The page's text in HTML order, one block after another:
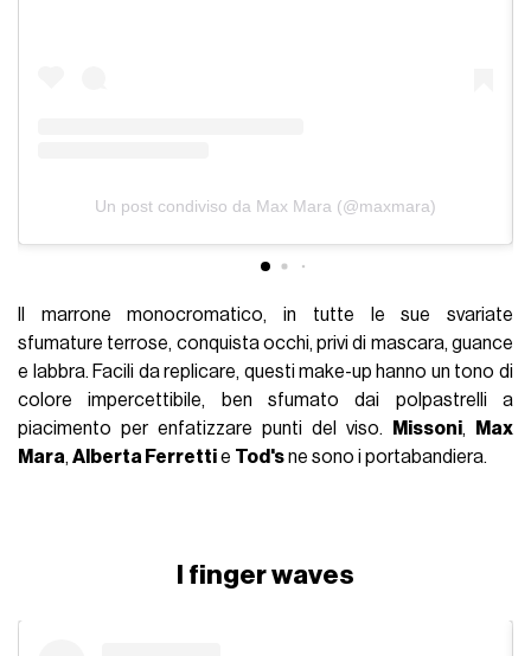
Un post condiviso da Max Mara (@maxmara)
Il marrone monocromatico, in tutte le sue svariate
sfumature terrose, conquista occhi, privi di mascara, guance
e labbra. Facili da replicare, questi make-up hanno un tono di
colore impercettibile, ben sfumato dai polpastrelli a
piacimento per enfatizzare punti del viso.
Missoni,
Max
Mara,Alberta Ferrettie Tod'sne sono i portabandiera.
I finger waves